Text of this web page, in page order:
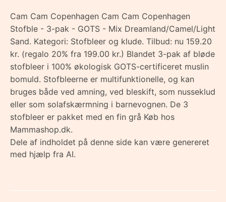
Cam Cam Copenhagen Cam Cam Copenhagen
Stofble - 3-pak - GOTS - Mix Dreamland/Camel/Light
Sand. Kategori: Stofbleer og klude. Tilbud: nu 159.20
kr. (regalo 20% fra 199.00 kr.) Blandet 3-pak af bløde
stofbleer i 100% økologisk GOTS-certificeret muslin
bomuld. Stofbleerne er multifunktionelle, og kan
bruges både ved amning, ved bleskift, som nusseklud
eller som solafskærmning i barnevognen. De 3
stofbleer er pakket med en fin grå Køb hos
Mammashop.dk.
Dele af indholdet på denne side kan være genereret
med hjælp fra AI.